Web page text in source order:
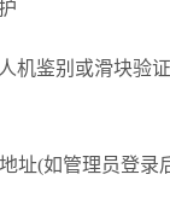
机鉴别或滑块验
址(如管理员登录